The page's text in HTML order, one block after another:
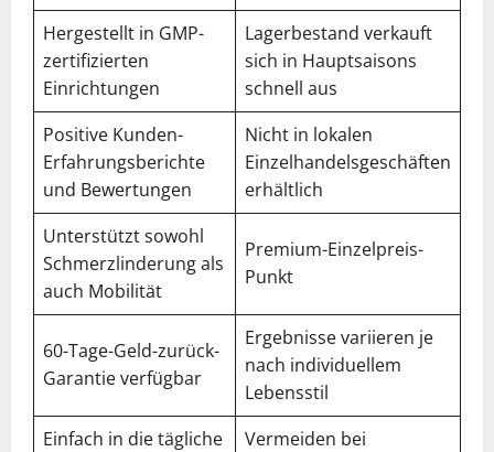
Hergestellt in GMP-
zertifizierten
Einrichtungen
Lagerbestand verkauft
sich in Hauptsaisons
schnell aus
Positive Kunden-
Erfahrungsberichte
und Bewertungen
Nicht in lokalen
Einzelhandelsgeschäften
erhältlich
Unterstützt sowohl
Schmerzlinderung als
auch Mobilität
Premium-Einzelpreis-
Punkt
60-Tage-Geld-zurück-
Garantie verfügbar
Ergebnisse variieren je
nach individuellem
Lebensstil
Einfach in die tägliche
Vermeiden bei